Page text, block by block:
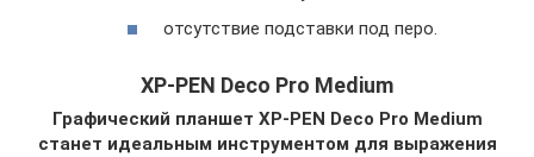
отсутствие подставки под перо.
XP-PEN Deco Pro Medium
Графический планшет XP-PEN Deco Pro Medium
станет идеальным инструментом для выражения